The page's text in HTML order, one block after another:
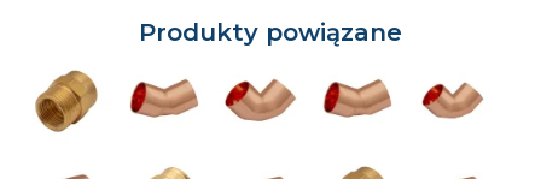
Produkty powiązane